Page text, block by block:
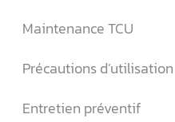
Maintenance TCU
Précautions d’utilisation
Entretien préventif